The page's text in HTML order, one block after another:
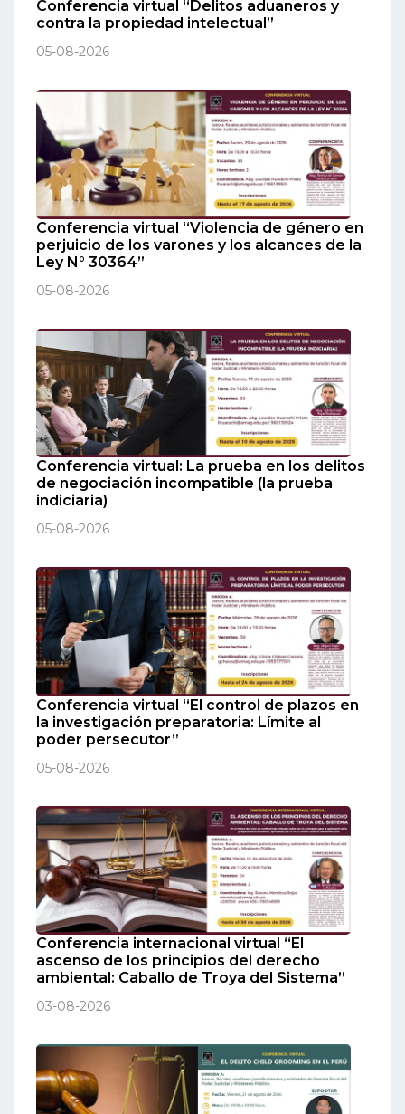
Conferencia virtual “Delitos aduaneros y
contra la propiedad intelectual”
05-08-2026
Conferencia virtual “Violencia de género en
perjuicio de los varones y los alcances de la
Ley N° 30364”
05-08-2026
Conferencia virtual: La prueba en los delitos
de negociación incompatible (la prueba
indiciaria)
05-08-2026
Conferencia virtual “El control de plazos en
la investigación preparatoria: Límite al
poder persecutor”
05-08-2026
Conferencia internacional virtual “El
ascenso de los principios del derecho
ambiental: Caballo de Troya del Sistema”
03-08-2026